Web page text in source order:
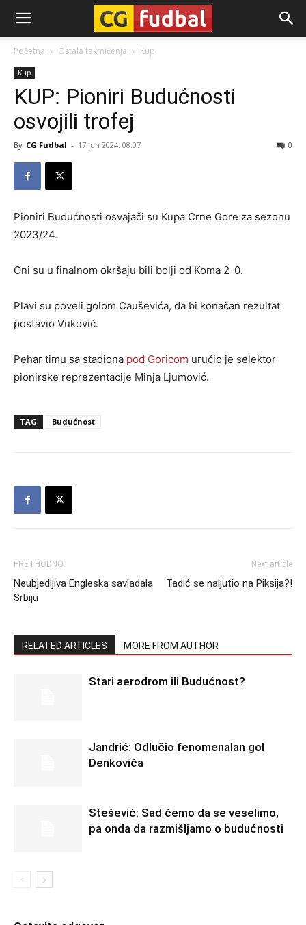
CG-
Fudbal
Početna Ostala takmičenja Kup
Kup
KUP: Pioniri Budućnosti
osvojili trofej
By CG Fudbal - 17 Jun 2024. 08:07 0
Pioniri Budućnosti osvajači su Kupa Crne Gore za sezonu
2023/24.
Oni su u finalnom okršaju bili bolji od Koma 2-0.
Plavi su poveli golom Cauševića, da bi konačan rezultat
postavio Vuković.
Pehar timu sa stadiona pod Goricom uručio je selektor
pionirske reprezentacije Minja Ljumović.
TAG Budućnost
PRETHODNO
Neubjedljiva Engleska savladala
Srbiju
Next article
Tadić se naljutio na Piksija?!
RELATED ARTICLES MORE FROM AUTHOR
Stari aerodrom ili Budućnost?
Jandrić: Odlučio fenomenalan gol
Denkovića
Stešević: Sad ćemo da se veselimo,
pa onda da razmišljamo o budućnosti